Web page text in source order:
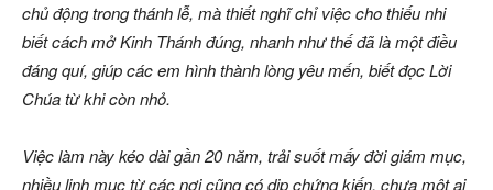
chủ động trong thánh lễ, mà thiết nghĩ chỉ việc cho thiếu nhi
biết cách mở Kinh Thánh đúng, nhanh như thế đã là một điều
đáng quí, giúp các em hình thành lòng yêu mến, biết đọc Lời
Chúa từ khi còn nhỏ.
Việc làm này kéo dài gần 20 năm, trải suốt mấy đời giám mục,
nhiều linh mục từ các nơi cũng có dịp chứng kiến, chưa một ai